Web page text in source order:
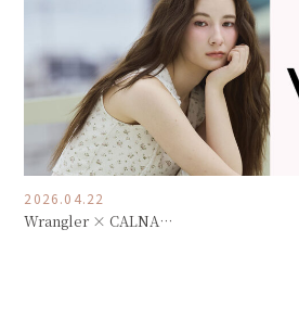
2026.04.22
Wrangler × CALNA…